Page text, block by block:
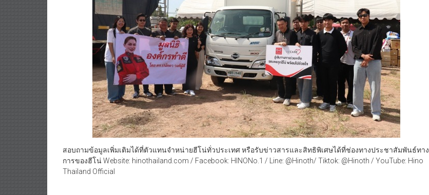
สอบถามข้อมูลเพิ่มเติมได้ที่ตัวแทนจำหน่ายฮีโน่ทั่วประเทศ หรือรับข่าวสารและสิทธิพิเศษได้ที่ช่องทางประชาสัมพันธ์ทาง
การของฮีโน่ Website: hinothailand.com / Facebook: HINONo.1 / Line: @Hinoth/ Tiktok: @Hinoth / YouTube: Hino
Thailand Official